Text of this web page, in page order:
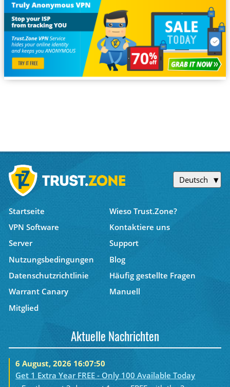
Deutsch
Startseite
Wieso Trust.Zone?
VPN Software
Kontaktiere uns
Server
Support
Nutzungsbedingungen
Blog
Datenschutzrichtlinie
Häufig gestellte Fragen
Warrant Canary
Manuell
Mitglied
Aktuelle Nachrichten
6 August, 2026 16:07:50
Get 1 Extra Year FREE - Only 100 Available Today